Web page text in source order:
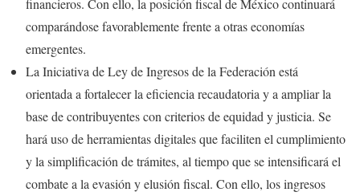
financieros. Con ello, la posición fiscal de México continuará
comparándose favorablemente frente a otras economías
emergentes.
La Iniciativa de Ley de Ingresos de la Federación está
orientada a fortalecer la eficiencia recaudatoria y a ampliar la
base de contribuyentes con criterios de equidad y justicia. Se
hará uso de herramientas digitales que faciliten el cumplimiento
y la simplificación de trámites, al tiempo que se intensificará el
combate a la evasión y elusión fiscal. Con ello, los ingresos